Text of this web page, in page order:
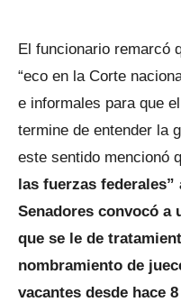
El funcionario remarcó
“eco en la Corte
e informales para que
termine de entender la
este sentido mencionó
las fuerzas
Senadores convocó a
que se le de
nombramiento de
vacantes desde hace